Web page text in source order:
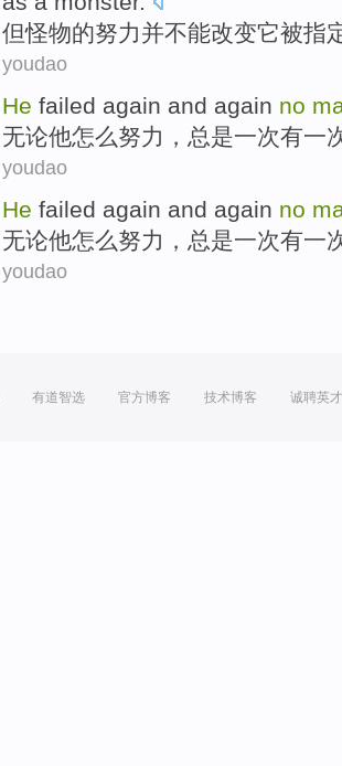
但怪物的努力并不能改变它被指
youdao
He failed again and again no
无论他怎么努力 ，总是一次有一
youdao
He failed again and again no
无论他怎么努力 ，总是一次有一
youdao
有道智选 官方博客 技术博客 诚聘英才